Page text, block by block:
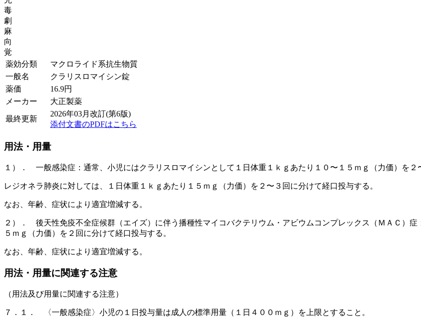
毒
劇
麻
向
覚
薬効分類
マクロライド系抗生物質
一般名
クラリスロマイシン錠
薬価
16.9円
メーカー
大正製薬
最終更新
2026年03月改訂(第6版)
添付文書のPDFはこちら
用法・用量
１）． 一般感染症：通常、小児にはクラリスロマイシンとして１日体重１ｋｇあたり１０〜１５ｍｇ（力価）を２
レジオネラ肺炎に対しては、１日体重１ｋｇあたり１５ｍｇ（力価）を２〜３回に分けて経口投与する。
なお、年齢、症状により適宜増減する。
２）． 後天性免疫不全症候群（エイズ）に伴う播種性マイコバクテリウム・アビウムコンプレックス（ＭＡＣ）
５ｍｇ（力価）を２回に分けて経口投与する。
なお、年齢、症状により適宜増減する。
用法・用量に関連する注意
（用法及び用量に関連する注意）
７．１． 〈一般感染症〉小児の１日投与量は成人の標準用量（１日４００ｍｇ）を上限とすること。